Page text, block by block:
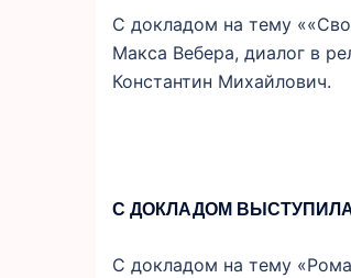
С докладом на тему
Макса Вебера, диалог в
Константин Михайлович.
С ДОКЛАДОМ
С докладом на тему